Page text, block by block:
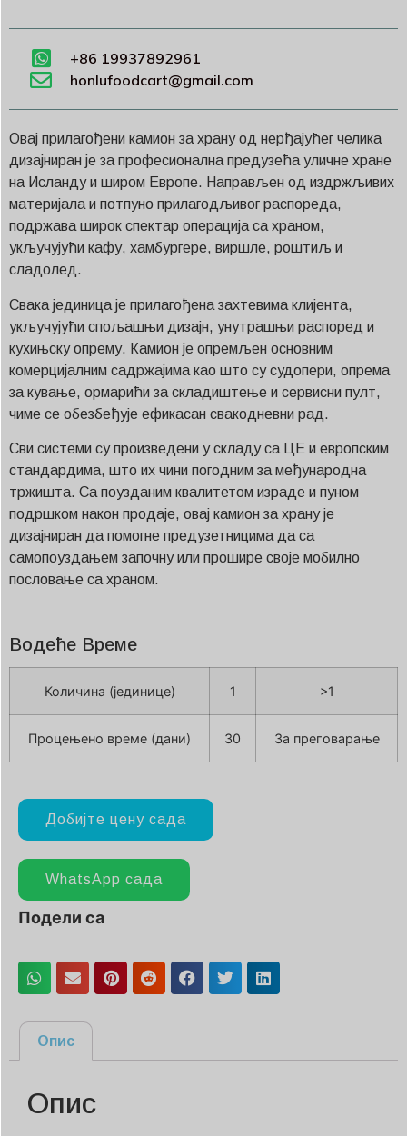
+86 19937892961
honlufoodcart@gmail.com
Овај прилагођени камион за храну од нерђајућег челика
дизајниран је за професионална предузећа уличне хране
на Исланду и широм Европе. Направљен од издржљивих
материјала и потпуно прилагодљивог распореда,
подржава широк спектар операција са храном,
укључујући кафу, хамбургере, виршле, роштиљ и
сладолед.
Свака јединица је прилагођена захтевима клијента,
укључујући спољашњи дизајн, унутрашњи распоред и
кухињску опрему. Камион је опремљен основним
комерцијалним садржајима као што су судопери, опрема
за кување, ормарићи за складиштење и сервисни пулт,
чиме се обезбеђује ефикасан свакодневни рад.
Сви системи су произведени у складу са ЦЕ и европским
стандардима, што их чини погодним за међународна
тржишта. Са поузданим квалитетом израде и пуном
подршком након продаје, овај камион за храну је
дизајниран да помогне предузетницима да са
самопоуздањем започну или прошире своје мобилно
пословање са храном.
Водеће Време
Количина (јединице) 1 >1
Процењено време (дани) 30 За преговарање
Добијте цену сада
WhatsApp сада
Подели са
Опис
Опис